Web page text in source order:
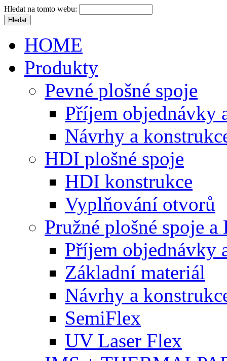
Hledat na tomto webu:
HOME
Produkty
Pevné plošné spoje
Příjem objednávky
Návrhy a
HDI plošné spoje
HDI konstrukce
Vyplňování otvorů
Pružné plošné spoje
Příjem objednávky
Základní materiál
Návrhy a
SemiFlex
UV Laser Flex